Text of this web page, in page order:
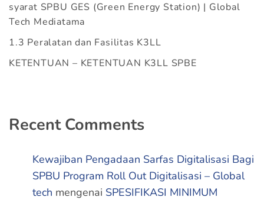
syarat SPBU GES (Green Energy Station) | Global
Tech Mediatama
1.3 Peralatan dan Fasilitas K3LL
KETENTUAN – KETENTUAN K3LL SPBE
Recent Comments
Kewajiban Pengadaan Sarfas Digitalisasi Bagi
SPBU Program Roll Out Digitalisasi – Global
tech mengenai SPESIFIKASI MINIMUM